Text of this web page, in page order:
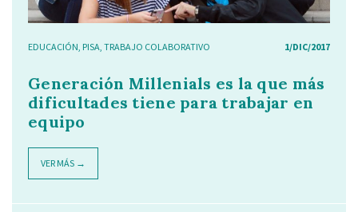
EDUCACIÓN PISA TRABAJO COLABORATIVO 1/DIC/2017
Generación Millenials es la que más
dificultades tiene para trabajar en
equipo
VER MÁS →